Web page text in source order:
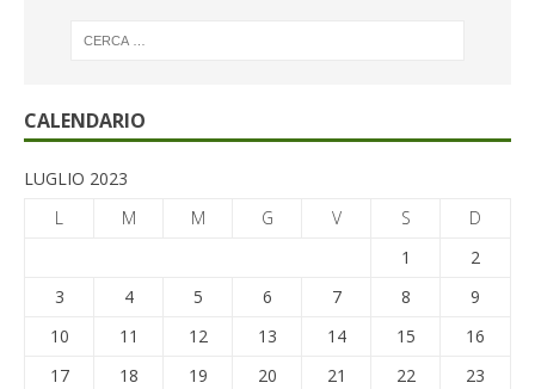
CALENDARIO
LUGLIO 2023
L
M M G V S
D
1
2
3
4 5 6 7 8
9
10
11 12 13 14 15
16
17
18 19 20 21 22
23